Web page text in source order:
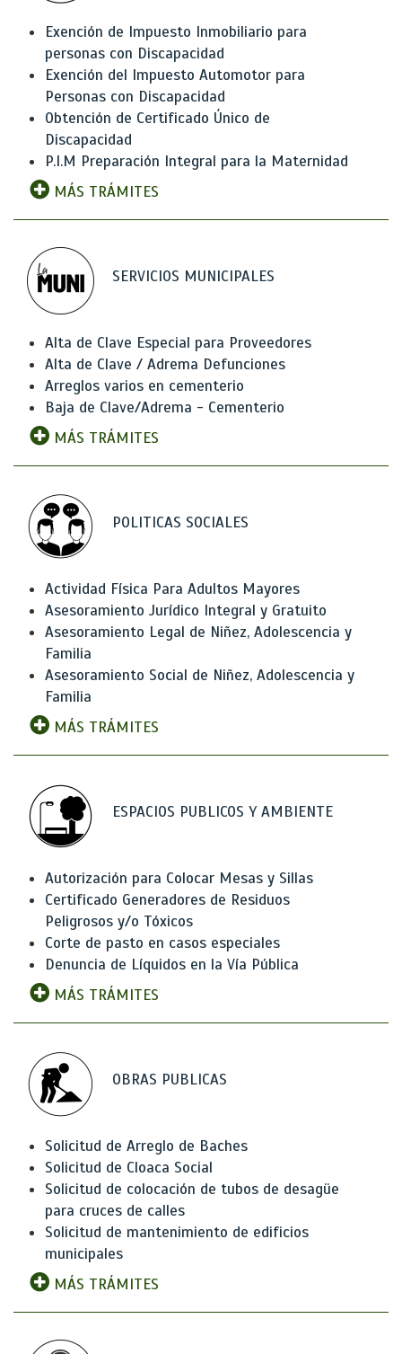
Exención de Impuesto Inmobiliario para
personas con Discapacidad
Exención del Impuesto Automotor para
Personas con Discapacidad
Obtención de Certificado Único de
Discapacidad
P.I.M Preparación Integral para la Maternidad
MÁS TRÁMITES
SERVICIOS MUNICIPALES
Alta de Clave Especial para Proveedores
Alta de Clave / Adrema Defunciones
Arreglos varios en cementerio
Baja de Clave/Adrema - Cementerio
MÁS TRÁMITES
POLITICAS SOCIALES
Actividad Física Para Adultos Mayores
Asesoramiento Jurídico Integral y Gratuito
Asesoramiento Legal de Niñez, Adolescencia y
Familia
Asesoramiento Social de Niñez, Adolescencia y
Familia
MÁS TRÁMITES
ESPACIOS PUBLICOS Y AMBIENTE
Autorización para Colocar Mesas y Sillas
Certificado Generadores de Residuos
Peligrosos y/o Tóxicos
Corte de pasto en casos especiales
Denuncia de Líquidos en la Vía Pública
MÁS TRÁMITES
OBRAS PUBLICAS
Solicitud de Arreglo de Baches
Solicitud de Cloaca Social
Solicitud de colocación de tubos de desagüe
para cruces de calles
Solicitud de mantenimiento de edificios
municipales
MÁS TRÁMITES